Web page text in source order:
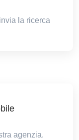
la ricerca
agenzia.